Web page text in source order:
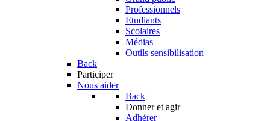
Professionnels
Etudiants
Scolaires
Médias
Outils sensibilisation
Back
Participer
Nous aider
Back
Donner et agir
Adhérer